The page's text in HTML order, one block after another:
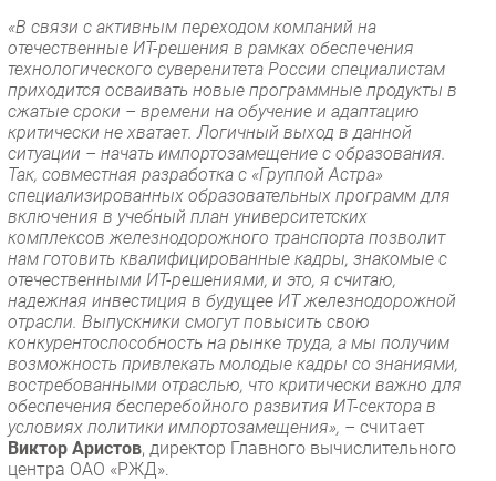
«В связи с активным переходом компаний на
отечественные ИТ-решения в рамках обеспечения
технологического суверенитета России специалистам
приходится осваивать новые программные продукты в
сжатые сроки – времени на обучение и адаптацию
критически не хватает. Логичный выход в данной
ситуации – начать импортозамещение с образования.
Так, совместная разработка с «Группой Астра»
специализированных образовательных программ для
включения в учебный план университетских
комплексов железнодорожного транспорта позволит
нам готовить квалифицированные кадры, знакомые с
отечественными ИТ-решениями, и это, я считаю,
надежная инвестиция в будущее ИТ железнодорожной
отрасли. Выпускники смогут повысить свою
конкурентоспособность на рынке труда, а мы получим
возможность привлекать молодые кадры со знаниями,
востребованными отраслью, что критически важно для
обеспечения бесперебойного развития ИТ-сектора в
условиях политики импортозамещения», – считает
Виктор Аристов, директор Главного вычислительного
центра ОАО «РЖД».